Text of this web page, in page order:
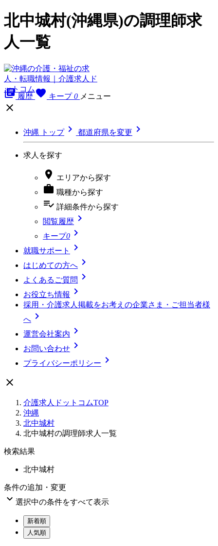
北中城村(沖縄県)の調理師求
人一覧
library_books 履歴 favorite キープ 0 メニュー

沖縄 トップ 都道府県を変更 
求人を探す
 エリアから探す
 職種から探す
playlist_add_check 詳細条件から探す
閲覧履歴 
キープ0 
就職サポート 
はじめての方へ 
よくあるご質問 
お役立ち情報 
採用・介護求人掲載をお考えの企業さま・ご担当者様
へ 
運営会社案内 
お問い合わせ 
プライバシーポリシー 

介護求人ドットコムTOP
沖縄
北中城村
北中城村の調理師求人一覧
検索結果
北中城村
条件の追加・変更
 選択中の条件をすべて表示
新着順
人気順